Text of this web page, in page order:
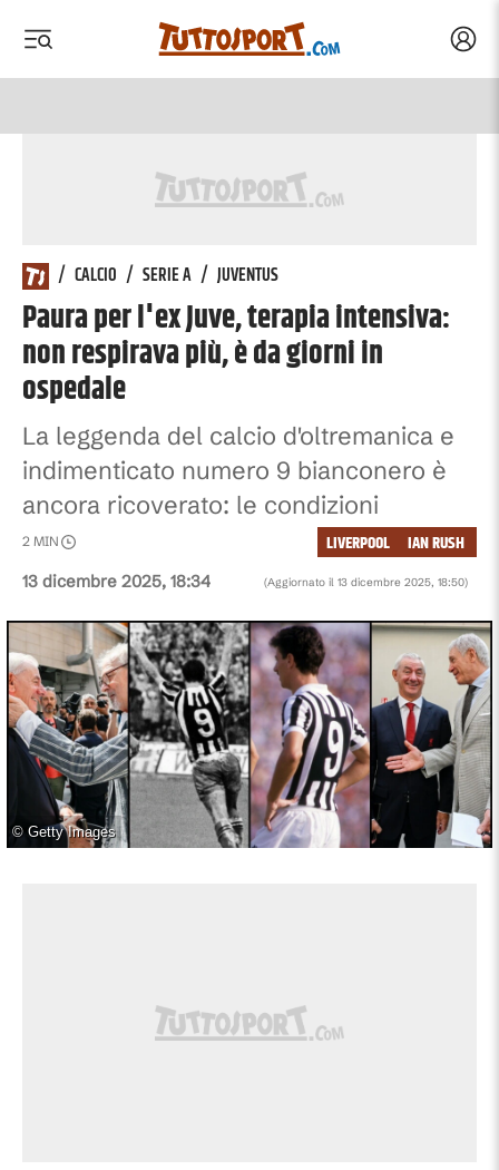
/ CALCIO / SERIE A / JUVENTUS
Paura per l'ex Juve, terapia intensiva:
non respirava più, è da giorni in
ospedale
La leggenda del calcio d'oltremanica e
indimenticato numero 9 bianconero è
ancora ricoverato: le condizioni
13 dicembre 2025, 18:34 (Aggiornato il 13 dicembre 2025, 18:50)
2 MIN IAN RUSH
LIVERPOOL
© Getty Images